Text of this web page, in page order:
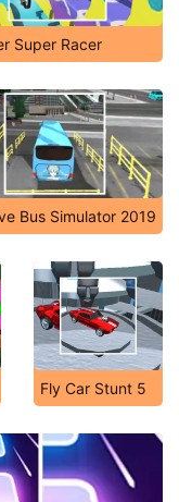
Super Racer
Bus Simulator 2019
Fly Car Stunt 5